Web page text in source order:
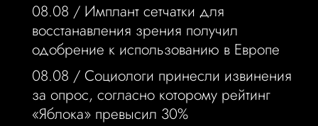
08.08 / Имплант сетчатки для
восстанавления зрения получил
одобрение к использованию в Европе
08.08 / Социологи принесли извинения
за опрос, согласно которому рейтинг
«Яблока» превысил 30%